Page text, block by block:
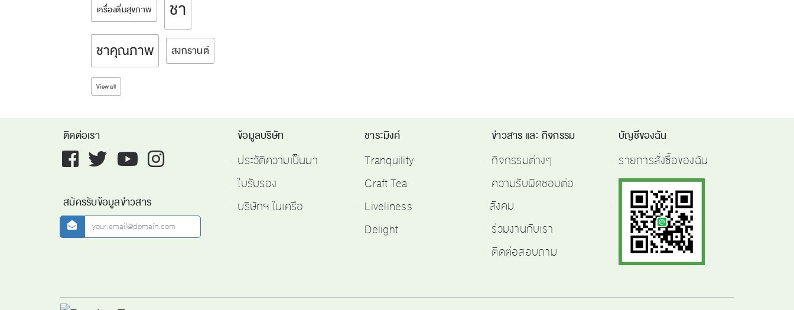
เครื่องดื่มสุขภาพ ชา
ชาคุณภาพ สงกรานต์
View all
ติดต่อเรา
Facebook twitter youtube instagram
สมัครรับข้อมูลข่าวสาร
newsletter
ข้อมูลบริษัท
ประวัติความเป็นมา
ใบรับรอง
บริษัทฯ ในเครือ
ชาระมิงค์
Tranquility
Craft Tea
Liveliness
Delight
ข่าวสาร และ กิจกรรม
กิจกรรมต่างๆ
ความรับผิดชอบต่อ
สังคม
ร่วมงานกับเรา
ติดต่อสอบถาม
บัญชีของฉัน
รายการสั่งซื้อของฉัน